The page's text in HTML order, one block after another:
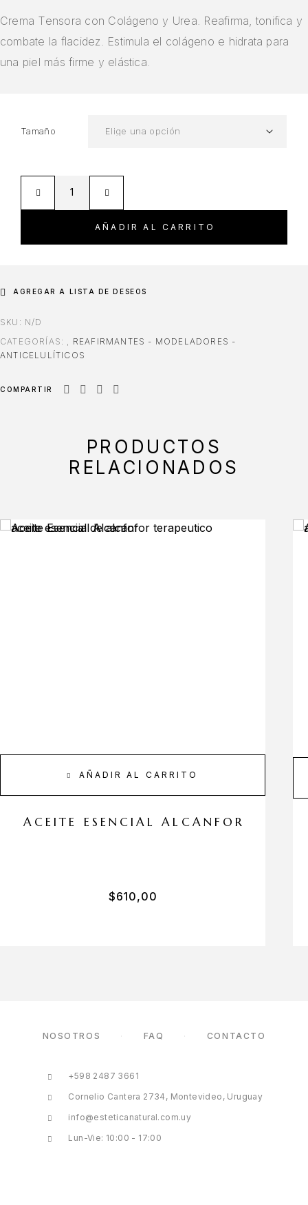
Crema Tensora con Colágeno y Urea. Reafirma, tonifica y
combate la flacidez. Estimula el colágeno e hidrata para
una piel más firme y elástica.
Tamaño
AÑADIR AL CARRITO
AGREGAR A LISTA DE DESEOS
SKU: N/D
CATEGORÍAS:
REAFIRMANTES - MODELADORES -
ANTICELULÍTICOS
COMPARTIR
PRODUCTOS
RELACIONADOS
AÑADIR AL CARRITO
ACEITE ESENCIAL ALCANFOR
$610,00
NOSOTROS FAQ CONTACTO
+598 2487 3661
Cornelio Cantera 2734, Montevideo, Uruguay
info@esteticanatural.com.uy
Lun-Vie: 10:00 - 17:00